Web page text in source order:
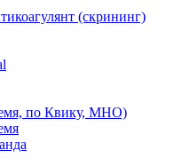
(скрининг)
по Квику, МНО)